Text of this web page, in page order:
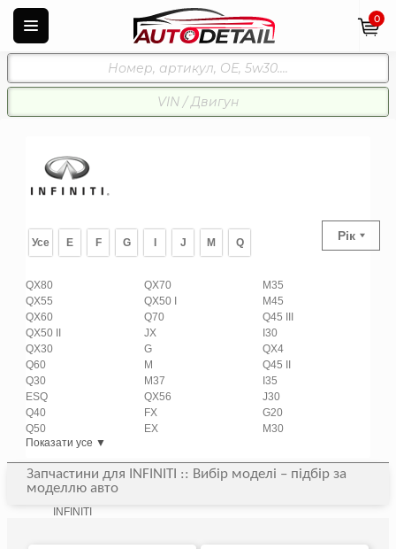
0
Усе E F G J M Q Рік
QX80
QX55
QX60
QX50 II
QX30
Q60
Q30
ESQ
Q40
Q50
QX70
QX50 I
Q70
JX
G
M
M37
QX56
FX
EX
M35
M45
Q45 III
I30
QX4
Q45 II
I35
J30
G20
M30
Показати усе ▼
Запчастини для INFINITI :: Вибір моделі – підбір за
моделлю авто
INFINITI